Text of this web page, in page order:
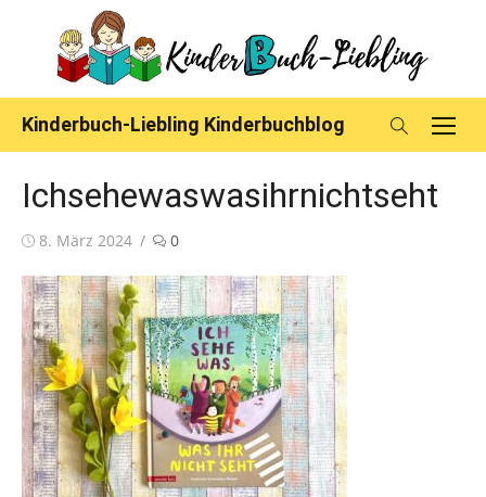
content
Kinderbuch-Liebling Kinderbuchblog
Ichsehewaswasihrnichtseht
Posted
8. März 2024 0